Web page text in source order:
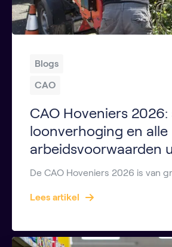
Blogs
CAO
CAO Hoveniers 2026:
loonverhoging en alle
arbeidsvoorwaarden
Lees artikel